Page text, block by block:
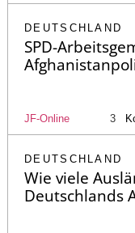
DEUTSCHLAND
SPD-
JF-Online 3
DEUTSCHLAND
Wie viele
Deutschlands